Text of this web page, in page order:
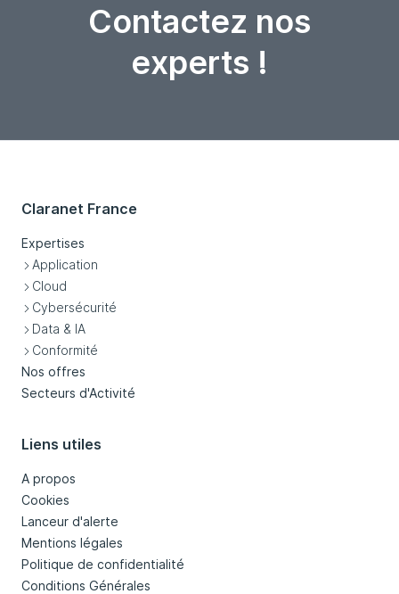
Contactez nos
experts !
Claranet France
Expertises
Application
Cloud
Cybersécurité
Data & IA
Conformité
Nos offres
Secteurs d'Activité
Liens utiles
A propos
Cookies
Lanceur d'alerte
Mentions légales
Politique de confidentialité
Conditions Générales